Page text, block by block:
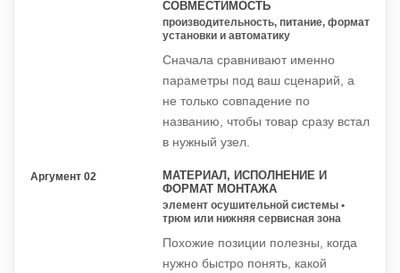
СОВМЕСТИМОСТЬ
производительность, питание, формат
установки и автоматику
Сначала сравнивают именно
параметры под ваш сценарий, а
не только совпадение по
названию, чтобы товар сразу встал
в нужный узел.
Аргумент 02
МАТЕРИАЛ, ИСПОЛНЕНИЕ И
ФОРМАТ МОНТАЖА
элемент осушительной системы •
трюм или нижняя сервисная зона
Похожие позиции полезны, когда
нужно быстро понять, какой